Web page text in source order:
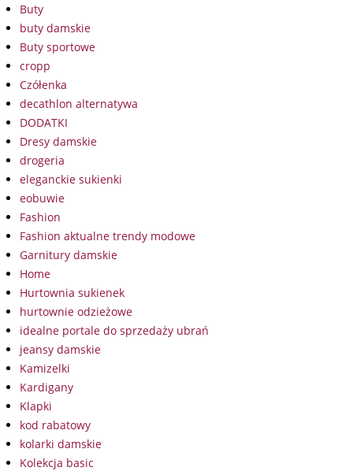
Buty
buty damskie
Buty sportowe
cropp
Czółenka
decathlon alternatywa
DODATKI
Dresy damskie
drogeria
eleganckie sukienki
eobuwie
Fashion
Fashion aktualne trendy modowe
Garnitury damskie
Home
Hurtownia sukienek
hurtownie odzieżowe
idealne portale do sprzedaży ubrań
jeansy damskie
Kamizelki
Kardigany
Klapki
kod rabatowy
kolarki damskie
Kolekcja basic